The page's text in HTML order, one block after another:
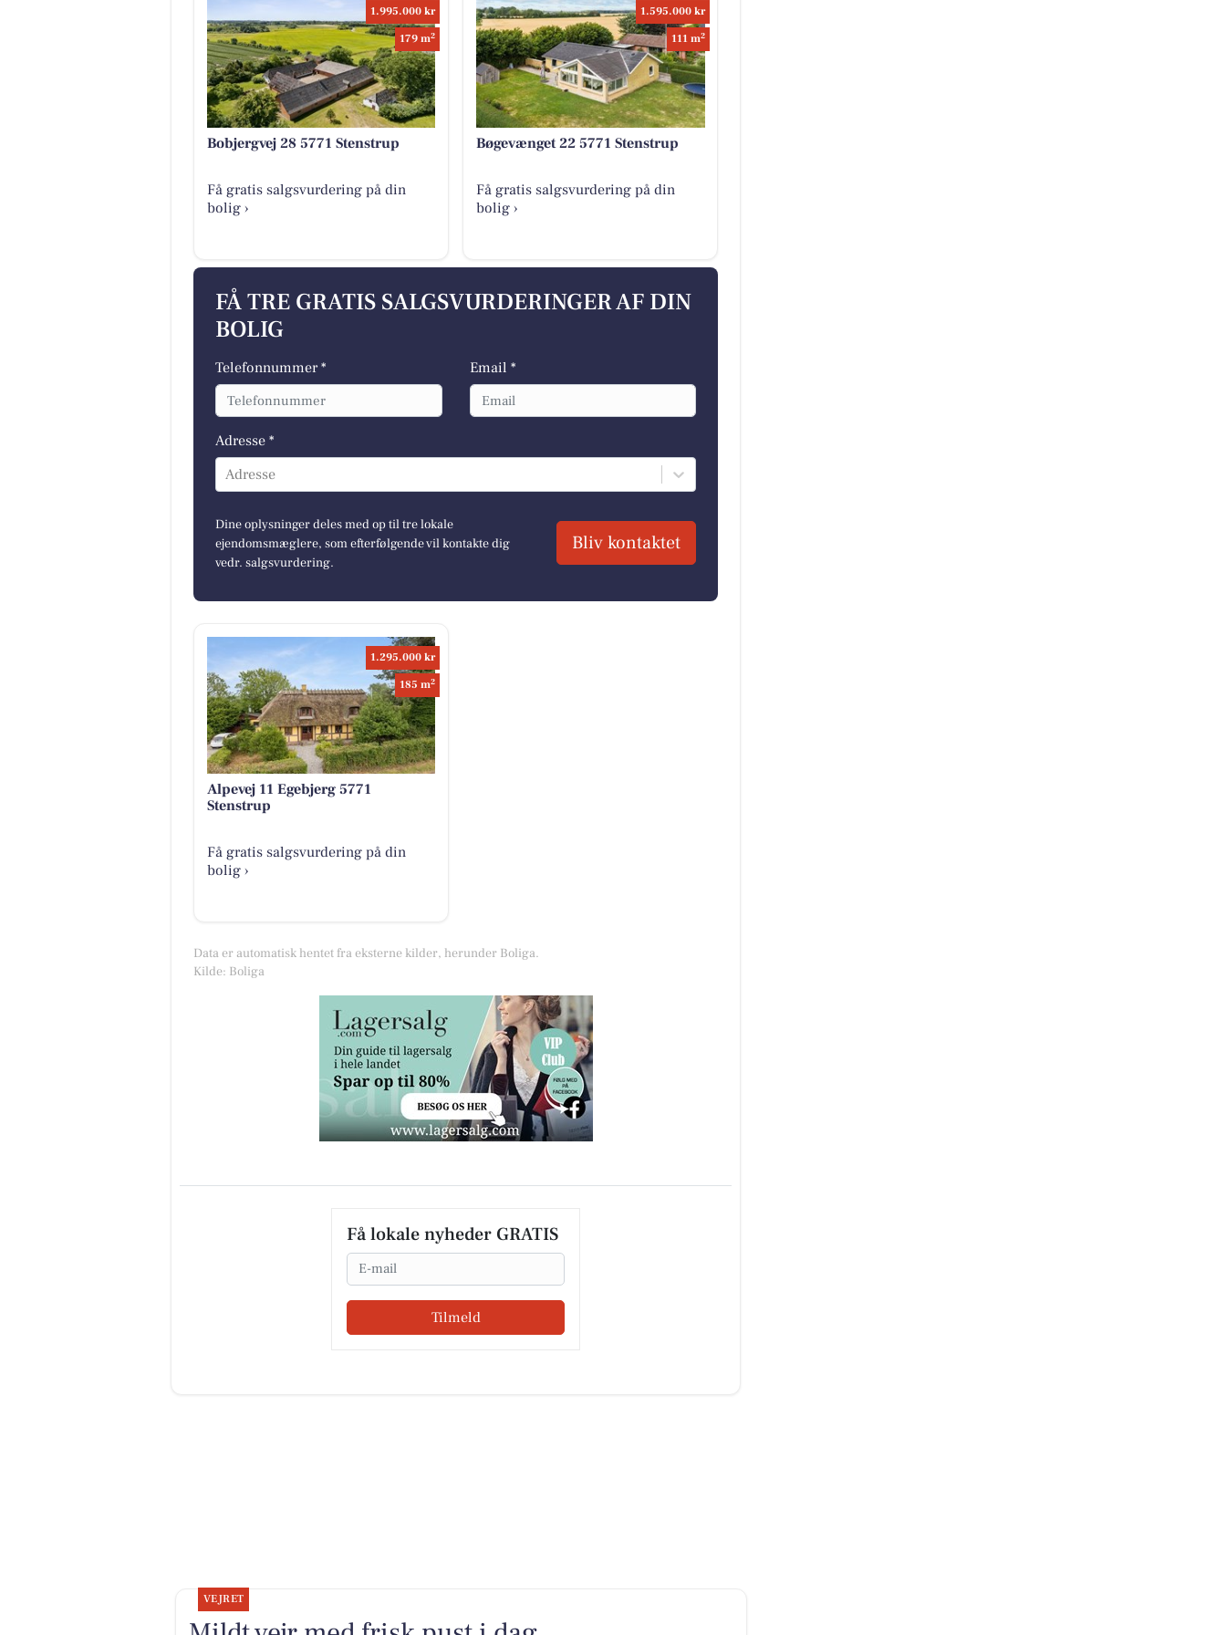
1.995.000 kr
179 m2
Bobjergvej 28 5771 Stenstrup
Få gratis salgsvurdering på din
bolig ›
1.595.000 kr
111 m2
Bøgevænget 22 5771 Stenstrup
Få gratis salgsvurdering på din
bolig ›
FÅ TRE GRATIS SALGSVURDERINGER AF DIN
BOLIG
Telefonnummer * Email *
Adresse *
Adresse
Dine oplysninger deles med op til tre lokale
ejendomsmæglere, som efterfølgende vil kontakte dig
vedr. salgsvurdering.
Bliv kontaktet
1.295.000 kr
185 m2
Alpevej 11 Egebjerg 5771
Stenstrup
Få gratis salgsvurdering på din
bolig ›
Data er automatisk hentet fra eksterne kilder, herunder Boliga.
Kilde: Boliga
Få lokale nyheder GRATIS
Email
Tilmeld
VEJRET